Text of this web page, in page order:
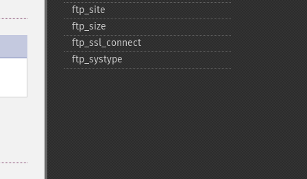
ftp_​site
ftp_​size
ftp_​ssl_​connect
ftp_​systype